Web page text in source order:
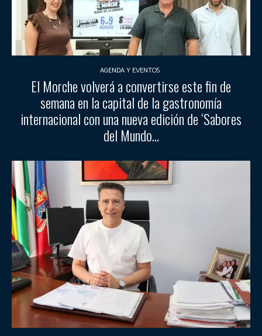
AGENDA Y EVENTOS
El Morche volverá a convertirse este fin de
semana en la capital de la gastronomía
internacional con una nueva edición de ‘Sabores
del Mundo...